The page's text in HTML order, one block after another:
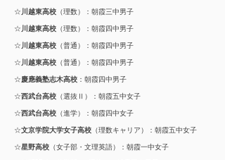
☆ 川越東高校 （理数）：朝霞三中男子
☆ 川越東高校 （理数）：朝霞四中男子
☆ 川越東高校 （普通）：朝霞四中男子
☆ 川越東高校 （普通）：朝霞四中男子
☆慶應義塾志木高校 ：朝霞四中男子
☆西武台高校 （選抜Ⅱ）：朝霞五中女子
☆西武台高校 （進学）：朝霞四中女子
☆文京学院大学女子高校 （理数キャリア）：朝霞五中女子
☆星野高校 （女子部・文理英語）：朝霞一中女子